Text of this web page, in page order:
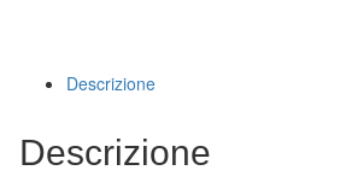
Descrizione
Descrizione